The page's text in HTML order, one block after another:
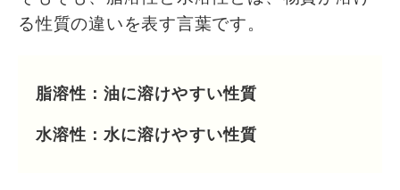
る性質の違いを表す言葉です。
脂溶性：油に溶けやすい性質
水溶性：水に溶けやすい性質